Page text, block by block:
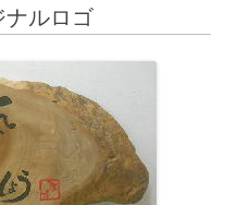
ルロゴ